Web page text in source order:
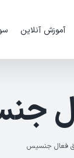
آموزش آنلاین
فعال جنسیس